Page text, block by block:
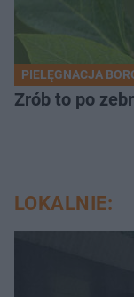
PIELĘGNACJA
Zrób to po
LOKALNIE: